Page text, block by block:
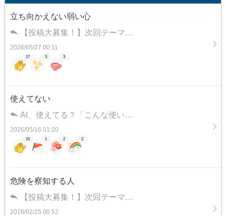
立ち向かえない弱い心
【投稿大募集！】次回テーマ…
2026/05/27 00:11
17 3 3
使えてない
AI、使えてる？「こんな使い…
2026/05/16 01:20
15 1 2 2
危険を察知する人
【投稿大募集！】次回テーマ…
2026/02/25 00:52